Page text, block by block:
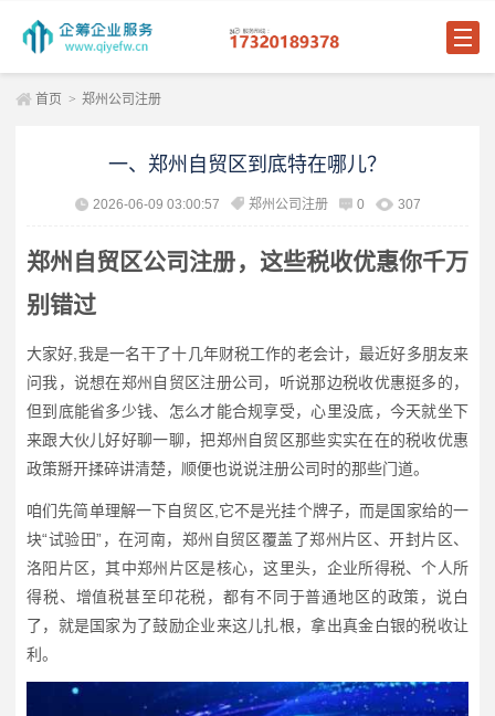
首页 > 郑州公司注册
一、郑州自贸区到底特在哪儿？
2026-06-09 03:00:57 郑州公司注册 0 307
郑州自贸区公司注册，这些税收优惠你千万
别错过
大家好,我是一名干了十几年财税工作的老会计，最近好多朋友来
问我，说想在郑州自贸区注册公司，听说那边税收优惠挺多的，
但到底能省多少钱、怎么才能合规享受，心里没底，今天就坐下
来跟大伙儿好好聊一聊，把郑州自贸区那些实实在在的税收优惠
政策掰开揉碎讲清楚，顺便也说说注册公司时的那些门道。
咱们先简单理解一下自贸区,它不是光挂个牌子，而是国家给的一
块“试验田”，在河南，郑州自贸区覆盖了郑州片区、开封片区、
洛阳片区，其中郑州片区是核心，这里头，企业所得税、个人所
得税、增值税甚至印花税，都有不同于普通地区的政策，说白
了，就是国家为了鼓励企业来这儿扎根，拿出真金白银的税收让
利。